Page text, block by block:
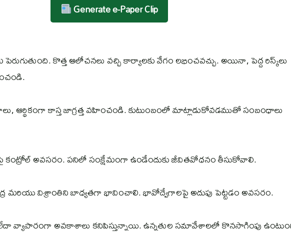
Generate e-Paper Clip
కొత్త ఆలోచనలు వచ్చి కార్యాలకు వేగం లభించవచ్చు. అయినా, పెద్ద రిస్క్‌లు
ఆర్థికంగా కాస్త జాగ్రత్త వహించండి. కుటుంబంలో మాట్లాడుకోవడముతో సంబంధాలు
కంట్రోల్ అవసరం. పనిలో సంక్షేమంగా ఉండేందుకు జీవితవోధనం తీసుకోవాలి.
మరియు విశ్రాంతిని బాధ్యతగా భావించాలి. భావోద్వేగాలపై అదుపు పెట్టడం అవసరం.
వ్యాపారంగా అవకాశాలు కనిపిస్తున్నాయి. ఉన్నతుల సమావేశాలలో కొనసాగింపు